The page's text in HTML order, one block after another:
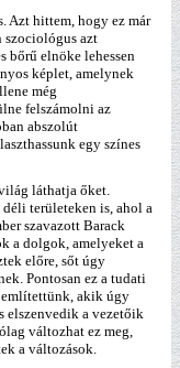
Azt hittem, hogy ez már
szociológus azt
bőrű elnöke lehessen
képlet, amelynek
még
felszámolni az
abszolút
egy színes
láthatja őket.
területeken is, ahol a
szavazott Barack
a dolgok, amelyeket a
előre, sőt úgy
Pontosan ez a tudati
említettünk, akik úgy
elszenvedik a vezetőik
változhat ez meg,
a változások.